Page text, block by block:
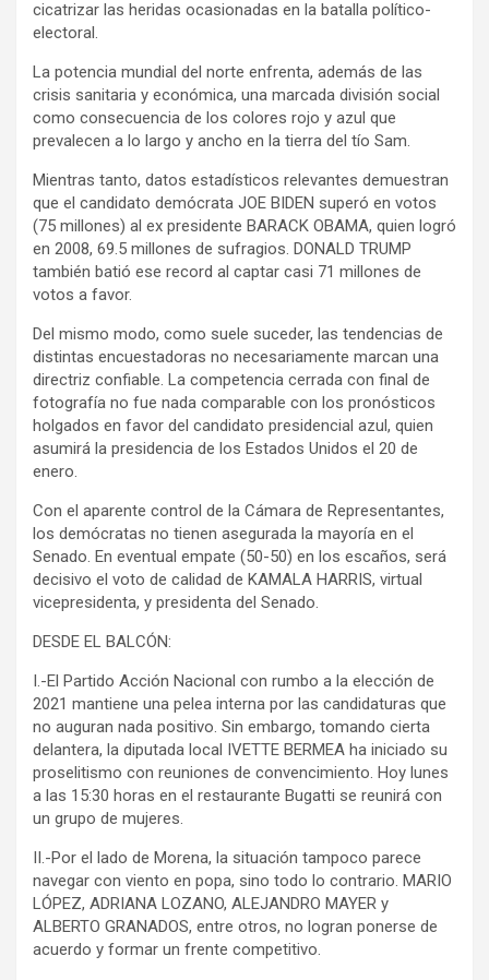
cicatrizar las heridas ocasionadas en la batalla político-
electoral.
La potencia mundial del norte enfrenta, además de las
crisis sanitaria y económica, una marcada división social
como consecuencia de los colores rojo y azul que
prevalecen a lo largo y ancho en la tierra del tío Sam.
Mientras tanto, datos estadísticos relevantes demuestran
que el candidato demócrata JOE BIDEN superó en votos
(75 millones) al ex presidente BARACK OBAMA, quien logró
en 2008, 69.5 millones de sufragios. DONALD TRUMP
también batió ese record al captar casi 71 millones de
votos a favor.
Del mismo modo, como suele suceder, las tendencias de
distintas encuestadoras no necesariamente marcan una
directriz confiable. La competencia cerrada con final de
fotografía no fue nada comparable con los pronósticos
holgados en favor del candidato presidencial azul, quien
asumirá la presidencia de los Estados Unidos el 20 de
enero.
Con el aparente control de la Cámara de Representantes,
los demócratas no tienen asegurada la mayoría en el
Senado. En eventual empate (50-50) en los escaños, será
decisivo el voto de calidad de KAMALA HARRIS, virtual
vicepresidenta, y presidenta del Senado.
DESDE EL BALCÓN:
I.-El Partido Acción Nacional con rumbo a la elección de
2021 mantiene una pelea interna por las candidaturas que
no auguran nada positivo. Sin embargo, tomando cierta
delantera, la diputada local IVETTE BERMEA ha iniciado su
proselitismo con reuniones de convencimiento. Hoy lunes
a las 15:30 horas en el restaurante Bugatti se reunirá con
un grupo de mujeres.
II.-Por el lado de Morena, la situación tampoco parece
navegar con viento en popa, sino todo lo contrario. MARIO
LÓPEZ, ADRIANA LOZANO, ALEJANDRO MAYER y
ALBERTO GRANADOS, entre otros, no logran ponerse de
acuerdo y formar un frente competitivo.